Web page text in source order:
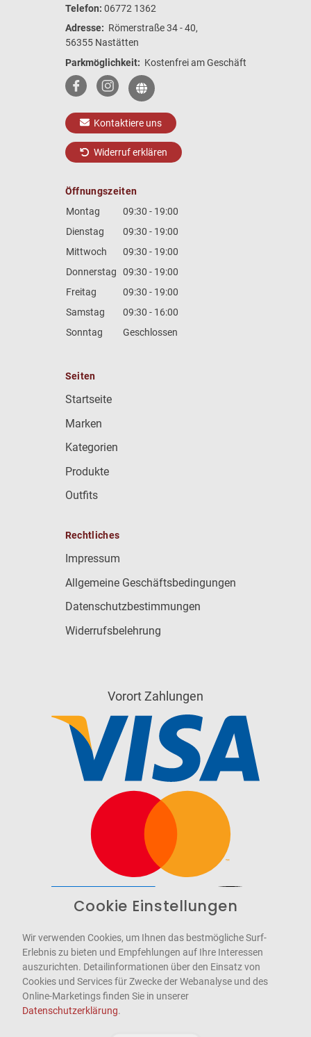
Telefon: 06772 1362
Adresse: Römerstraße 34 - 40,
56355 Nastätten
Parkmöglichkeit: Kostenfrei am Geschäft
Kontaktiere uns
Widerruf erklären
Öffnungszeiten
Montag
09:30 - 19:00
Dienstag
09:30 - 19:00
Mittwoch
09:30 - 19:00
Donnerstag
09:30 - 19:00
Freitag
09:30 - 19:00
Samstag
09:30 - 16:00
Sonntag
Geschlossen
Seiten
Startseite
Marken
Kategorien
Produkte
Outfits
Rechtliches
Impressum
Allgemeine Geschäftsbedingungen
Datenschutzbestimmungen
Widerrufsbelehrung
Vorort Zahlungen
WCAG-2.1-AA
Cookie Einstellungen
Wir verwenden Cookies, um Ihnen das bestmögliche Surf-
Erlebnis zu bieten und Empfehlungen auf Ihre Interessen
auszurichten. Detailinformationen über den Einsatz von
Cookies und Services für Zwecke der Webanalyse und des
Online-Marketings finden Sie in unserer
Datenschutzerklärung.